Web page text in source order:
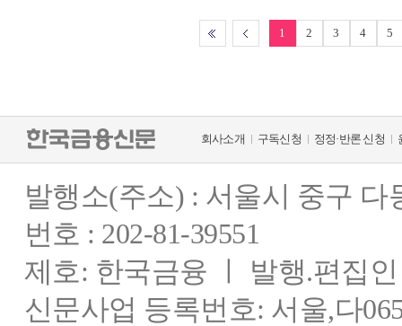
1 2 3 4 5
회사소개 구독신청 정정·반론 신청
발행소(주소) : 서울시 중구
번호 : 202-81-39551
제호: 한국금융 ㅣ 발행.편집
신문사업 등록번호: 서울,다